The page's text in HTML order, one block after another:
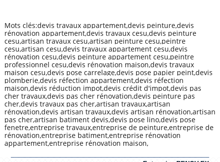
Mots clés:devis travaux appartement,devis peinture,devis
rénovation appartement,devis travaux cesu,devis peinture
cesu,artisan travaux cesu,artisan peinture cesu,peintre
cesu,artisan cesu,devis travaux appartement cesu,devis
rénovation cesu,devis peinture appartement cesu,peintre
professionnel cesu,devis rénovation maison,devis travaux
maison cesu,devis pose carrelage,devis pose papier peint,devis
plomberie,devis réfection appartement,devis réfection
maison,devis réduction impot,devis crédit d'impot,devis pas
cher travaux,devis pas cher rénovation,devis peinture pas
cher,devis travaux pas cher,artisan travaux,artisan
rénovation,devis artisan travaux,devis artisan rénovation,artisan
pas cher,artisan batiment devis,devis pose lino,devis pose
fenetre,entreprise travaux,entreprise de peinture,entreprise de
rénovation,entreprise batiment,entreprise rénovation
appartement,entreprise rénovation maison,